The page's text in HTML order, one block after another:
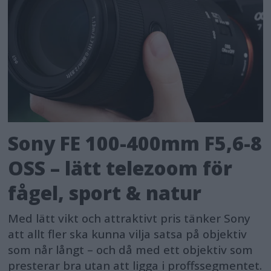
one second before the shutter button
is pressed, and the Continuous
Shooting Speed Boost that can
temporarily change the burst
shooting speed.
In addition, Real-time Recognition AF
has been added to the latest Alpha 1 II
with the addition of the AI processing
unit. This technology maintains focus
on subjects, including a human pose
estimation that instantly recognises a
person's head and torso, as well as
Sony FE 100-400mm F5,6-8
OSS – lätt telezoom för
fågel, sport & natur
Med lätt vikt och attraktivt pris tänker Sony
att allt fler ska kunna vilja satsa på objektiv
som når långt – och då med ett objektiv som
presterar bra utan att ligga i proffssegmentet.